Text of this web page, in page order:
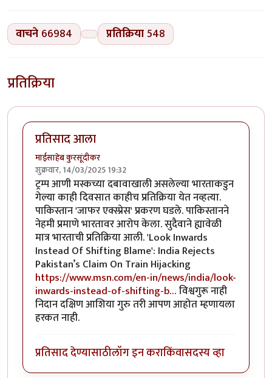
वाचने 66984 प्रतिक्रिया548
प्रतिक्रिया
प्रतिसाद आला
माईसाहेब कुरसूंदीकर
शुक्रवार, 14/03/2025 19:32
ट्रम्प आणी मस्कच्या दबावाखाली असलेल्या भारताकडुन
गेल्या काही दिवसात काहीच प्रतिक्रिया येत नव्हत्या.
पाकिस्तान 'जाफर एक्स्प्रेस' प्रकरण घडले. पाकिस्तानने
नेहमी प्रमाणे भारतावर आरोप केला. सुदैवाने ह्यावेळी
मात्र भारताची प्रतिक्रिया आली. 'Look Inwards
Instead Of Shifting Blame': India Rejects
Pakistan’s Claim On Train Hijacking
https://www.msn.com/en-in/news/india/look-
inwards-instead-of-shifting-b…विश्वगुरू नाही
निदान दक्षिण आशिया गुरु तरी आपण आहोत म्हणायला
हरकत नाही.
प्रतिसाद देण्यासाठीलॉग इन कराकिंवासदस्य व्हा